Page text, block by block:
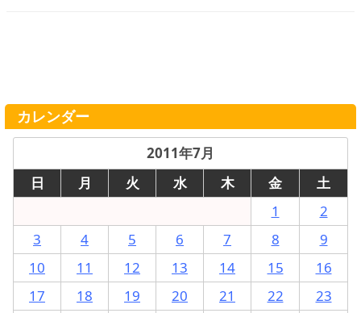
カレンダー
2011年7月
日
月 火 水 木 金
土
1
2
3
4 5 6 7 8
9
10
11 12 13 14 15
16
17
18 19 20 21 22
23